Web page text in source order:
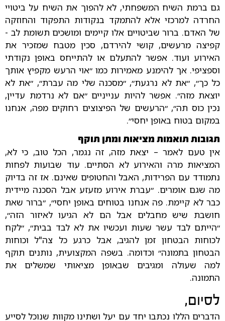
גם ברמת השיח המשפחתי, לא להפוך את השיח על ביטויי
החרדה למרכזי אלא להתמקד בנקודות התפקוד והחוזקה
של האדם. ברור שביטויים אלו קיימים ומושכים תשומת לב -
קפיצה מרעשים, קושי להירדם, סכין מטבח שמזכיר את
האירוע ועוד. אפשר להתעלם או להתייחס באופן נקודתי
וספציפי. אך להימנע מאמירות כמו ״אוי הרעש מקפיץ אותך
כל כך״, ״את לא נרגעת״, ״מסכנה שלי מה עברת״, ״את לא
יוצאת מזה״. אפשר להיות ענייניים ״אם לא נרדמת עדיין,
נכין כוס תה״, ״הרעשים של הפיצוצים רחוקים מפה, אנחנו
במקום בטוח באופן יחסי״.
תגובות תואמות מציאות ומתן תוקף
אין טעם לאמר – יצאת מזה, זה נגמר, הכל טוב, כי לא,
המציאות מרה והאירוע לא הסתיים. עוד שבועות לפחות
נתמודד עם הפרידות, האבל והחטופים שאינם. אז זה בדיוק
מה שגם אומרים. ״עברת אירוע מזעזע אבל הסכנה מיידית
כבר לא קיימת. פה אנחנו בטוחים באופן יחסי״, ״ברור שאת
חושבת שיש מחבלים אבל הם לא הגיעו לאיזור הזה״,
״הייתם לבד עשר שעות ועכשיו את לא לבד בבית״, ״לקח
לכוחות הבטחון זמן להגיב, אבל כרגע כל צה"ל וכוחות
הבטחון בתמונה״ וכדומה. בשפה המקצועית, נותנים תוקף
למה שעולה ומגיבים שבאופן מציאותי שמשלים את
התמונה.
לסיום,
הדברים הללו נכתבו יחד עם יעל ושתינו מקוות שנוכל לסייע